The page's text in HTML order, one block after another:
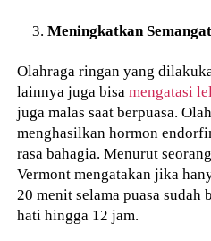
Meningkatkan
Olahraga ringan yang
lainnya juga bisamengatasi
juga malas saat berpuasa.
menghasilkan hormon
rasa bahagia. Menurut
Vermont mengatakan jika
20 menit selama puasa sudah
hati hingga 12 jam.